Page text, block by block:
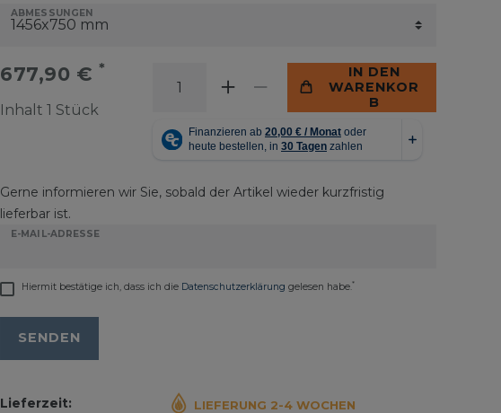
ABMESSUNGEN
677,90 € *
Inhalt 1 Stück
IN DEN
WARENKOR
B
Gerne informieren wir Sie, sobald der Artikel wieder kurzfristig
lieferbar ist.
E-MAIL-ADRESSE
Hiermit bestätige ich, dass ich die Daten­schutz­erklärung gelesen habe.*
SENDEN
Lieferzeit: LIEFERUNG 2-4 WOCHEN